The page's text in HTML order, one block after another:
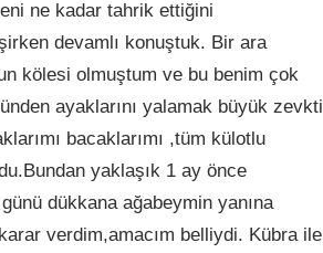
ne kadar tahrik ettiğini
devamlı konuştuk. Bir ara
kölesi olmuştum ve bu benim çok
ayaklarını yalamak büyük zevkti
bacaklarımı ,tüm külotlu
yaklaşık 1 ay önce
dükkana ağabeymin yanına
verdim,amacım belliydi. Kübra ile